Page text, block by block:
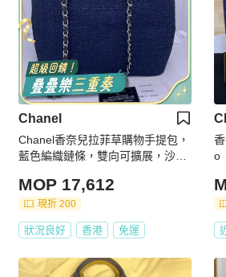
Chanel
Chanel香奈兒拉菲草購物手提包，
藍色編織鏈條，雙向可擴展，沙灘
MOP 17,612
現折 200
狀況良好 香港 免運
o